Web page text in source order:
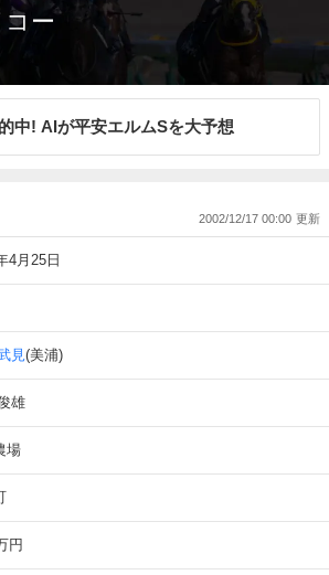
ー
中! AIが平安エルムSを大予想
2002/12/17 00:00
4月25日
見(美浦)
雄
場
円